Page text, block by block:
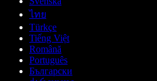
ไทย
Türkçe
Tiếng Việt
Română
Português
Български